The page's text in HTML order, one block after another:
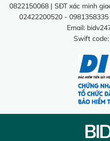
0822150068 | SĐT xác minh
02422200520 -
Email:
Swift